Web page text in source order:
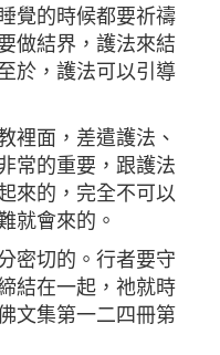
覺的時候都要祈禱
做結界，護法來結
於，護法可以引導
裡面，差遣護法、
常的重要，跟護法
來的，完全不可以
就會來的。
密切的。行者要守
結在一起，祂就時
文集第一二四冊第